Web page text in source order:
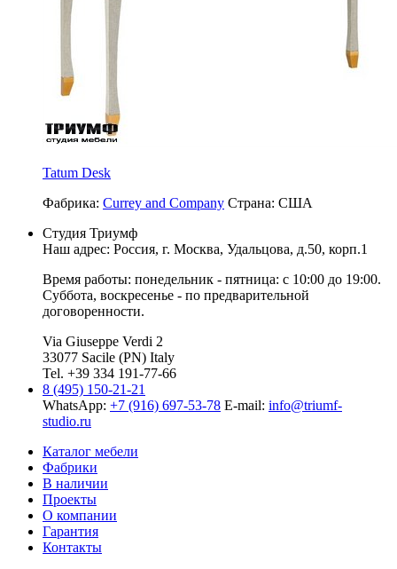
Tatum Desk
Фабрика: Currey and Company Страна: США
Студия Триумф
Наш адрес: Россия, г. Москва, Удальцова, д.50, корп.1
Время работы: понедельник - пятница: с 10:00 до 19:00.
Суббота, воскресенье - по предварительной
договоренности.
Via Giuseppe Verdi 2
33077 Sacile (PN) Italy
Tel. +39 334 191-77-66
8 (495) 150-21-21
WhatsApp: +7 (916) 697-53-78 E-mail: info@triumf-
studio.ru
Каталог мебели
Фабрики
В наличии
Проекты
О компании
Гарантия
Контакты